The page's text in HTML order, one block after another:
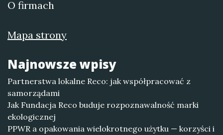
O firmach
Mapa strony
Najnowsze wpisy
Partnerstwa lokalne Reco: jak współpracować z
samorządami
Jak Fundacja Reco buduje rozpoznawalność marki
ekologicznej
PPWR a opakowania wielokrotnego użytku — korzyści i